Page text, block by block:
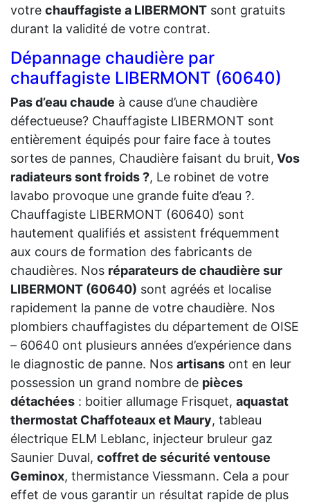
votre chauffagiste a LIBERMONT sont gratuits
durant la validité de votre contrat.
Dépannage chaudière par
chauffagiste LIBERMONT (60640)
Pas d’eau chaude à cause d’une chaudière
défectueuse? Chauffagiste LIBERMONT sont
entièrement équipés pour faire face à toutes
sortes de pannes, Chaudière faisant du bruit, Vos
radiateurs sont froids ?, Le robinet de votre
lavabo provoque une grande fuite d’eau ?.
Chauffagiste LIBERMONT (60640) sont
hautement qualifiés et assistent fréquemment
aux cours de formation des fabricants de
chaudières. Nos réparateurs de chaudière sur
LIBERMONT (60640) sont agréés et localise
rapidement la panne de votre chaudière. Nos
plombiers chauffagistes du département de OISE
– 60640 ont plusieurs années d’expérience dans
le diagnostic de panne. Nos artisans ont en leur
possession un grand nombre de pièces
détachées : boitier allumage Frisquet, aquastat
thermostat Chaffoteaux et Maury, tableau
électrique ELM Leblanc, injecteur bruleur gaz
Saunier Duval, coffret de sécurité ventouse
Geminox, thermistance Viessmann. Cela a pour
effet de vous garantir un résultat rapide de plus